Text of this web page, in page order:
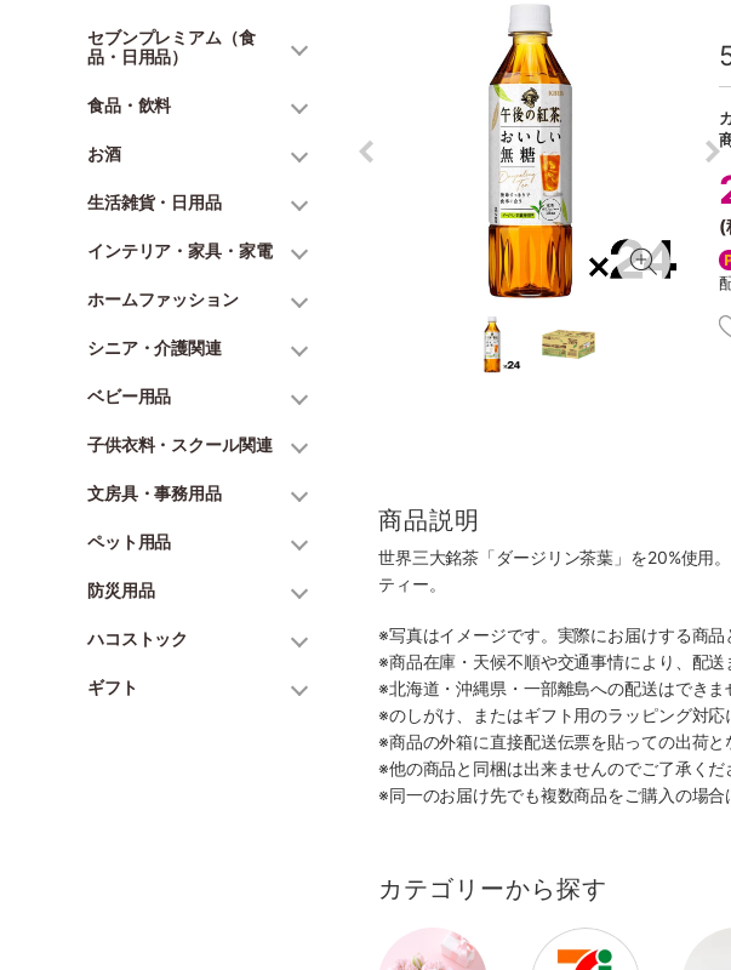
セブンプレミアム（食
品・日用品）
食品・飲料
お酒
生活雑貨・日用品
インテリア・家具・家電
ホームファッション
シニア・介護関連
ベビー用品
子供衣料・スクール関連
文房具・事務用品
ペット用品
防災用品
ハコストック
ギフト
(
商品説明
世界三大銘茶「ダージリン茶葉」を20%使用
ティー。
※写真はイメージです。実際にお届けする商品
※商品在庫・天候不順や交通事情により、配送
※北海道・沖縄県・一部離島への配送はできま
※のしがけ、またはギフト用のラッピング対
※商品の外箱に直接配送伝票を貼っての出荷と
※他の商品と同梱は出来ませんのでご了承くだ
※同一のお届け先でも複数商品をご購入の場合
カテゴリーから探す